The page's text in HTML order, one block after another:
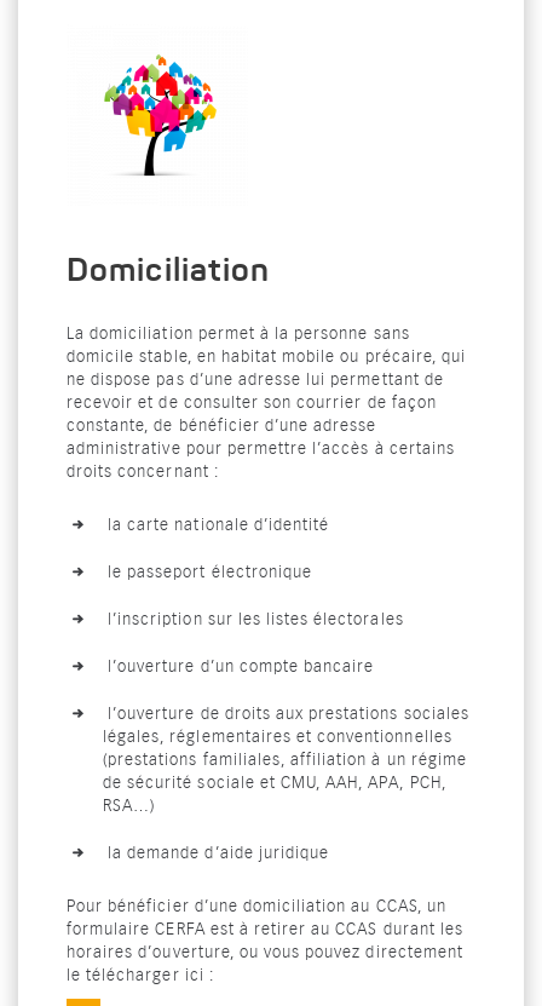
Domiciliation
La domiciliation permet à la personne sans
domicile stable, en habitat mobile ou précaire, qui
ne dispose pas d’une adresse lui permettant de
recevoir et de consulter son courrier de façon
constante, de bénéficier d’une adresse
administrative pour permettre l’accès à certains
droits concernant :
la carte nationale d’identité
le passeport électronique
l’inscription sur les listes électorales
l’ouverture d’un compte bancaire
l’ouverture de droits aux prestations sociales
légales, réglementaires et conventionnelles
(prestations familiales, affiliation à un régime
de sécurité sociale et CMU, AAH, APA, PCH,
RSA…)
la demande d’aide juridique
Pour bénéficier d’une domiciliation au CCAS, un
formulaire CERFA est à retirer au CCAS durant les
horaires d’ouverture, ou vous pouvez directement
le télécharger ici :